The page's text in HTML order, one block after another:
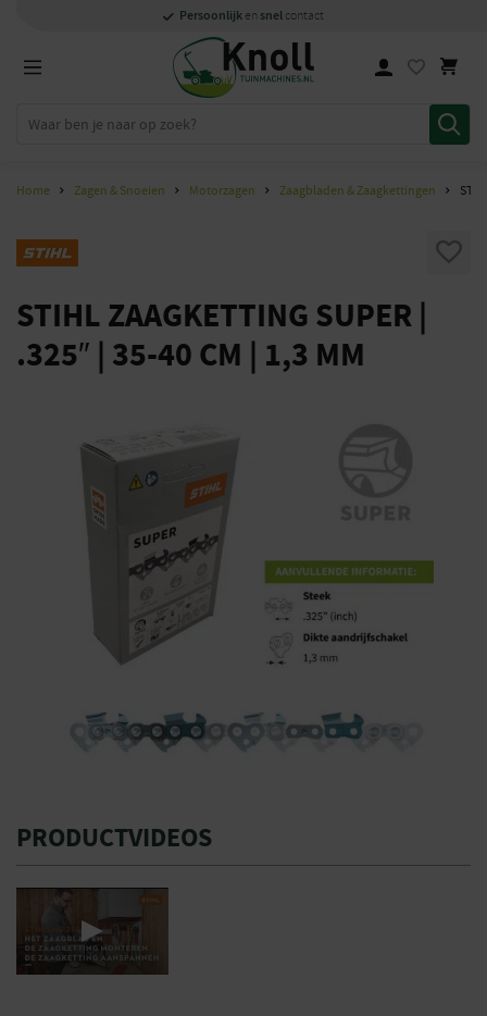
Specialistenmet kennis van zaken
1000m2showroom in Staphorst
Persoonlijk en snel contact
Home Zagen & Snoeien Motorzagen Zaagbladen & Zaagkettingen
STIHL ZAAGKETTING SUPER |
.325″ | 35-40 CM | 1,3 MM
PRODUCTVIDEOS